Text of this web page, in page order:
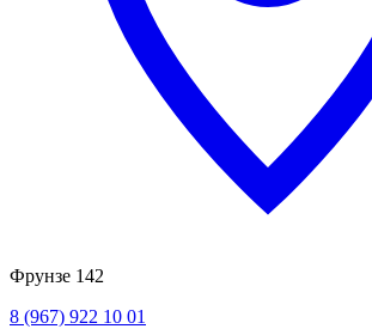
Фрунзе 142
8 (967) 922 10 01